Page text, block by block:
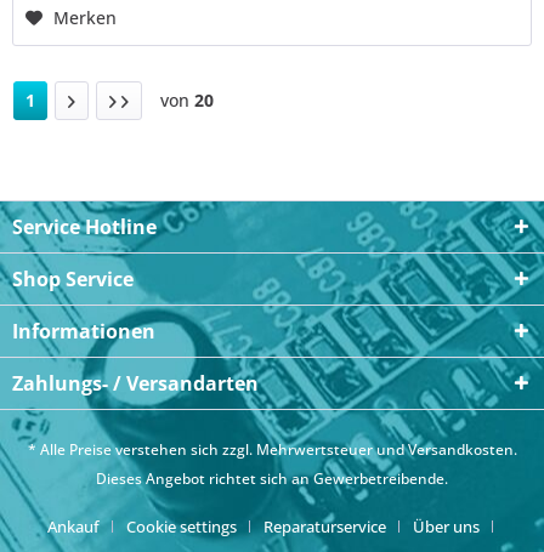
Merken
1 von 20
Service Hotline
Shop Service
Informationen
Zahlungs- / Versandarten
* Alle Preise verstehen sich zzgl. Mehrwertsteuer undVersandkosten.
Dieses Angebot richtet sich an Gewerbetreibende.
Ankauf Cookie settings Reparaturservice Über uns